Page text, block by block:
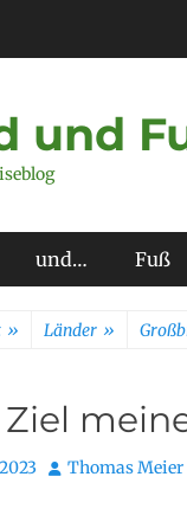
und
Menü
und… Fuß
» Länder »
Autor
Thomas Meier